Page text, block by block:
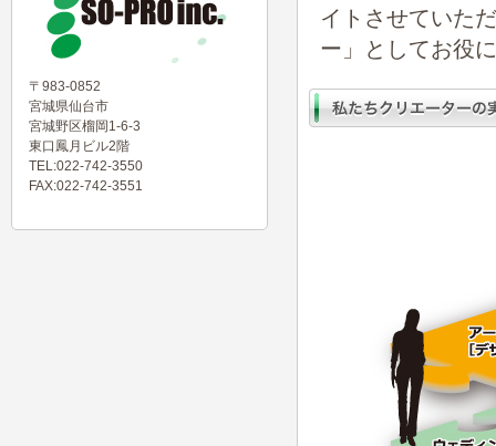
〒983-0852
宮城県仙台市
宮城野区榴岡1-6-3
東口鳳月ビル2階
TEL:022-742-3550
FAX:022-742-3551
イトさせていた
ー」としてお役